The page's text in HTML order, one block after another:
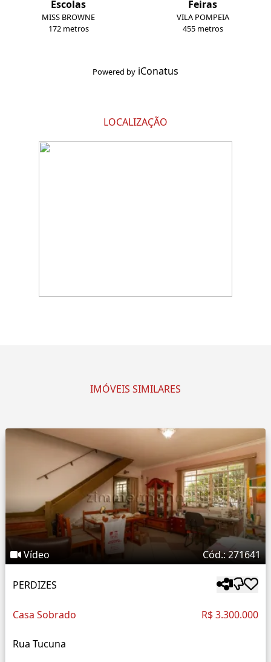
Escolas
MISS BROWNE
172 metros
Feiras
VILA POMPEIA
455 metros
Powered by iConatus
LOCALIZAÇÃO
IMÓVEIS SIMILARES
Vídeo Cód.: 271641
PERDIZES
Casa Sobrado R$ 3.300.000
Rua Tucuna